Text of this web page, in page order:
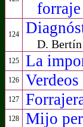
forraje
124
D. Bertín
125 La
126
127
128 Mijo